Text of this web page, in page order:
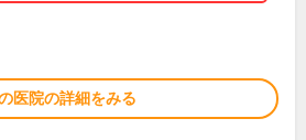
医院の詳細をみる